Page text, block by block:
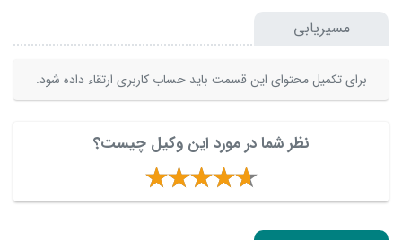
مسیریابی
برای تکمیل محتوای این قسمت باید حساب کاربری ارتقاء داده شود.
نظر شما در مورد این وکیل چیست؟